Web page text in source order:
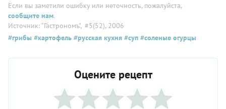
Если вы заметили ошибку или неточность, пожалуйста,
сообщите нам.
Источник: "Гастрономъ", #5(52), 2006
#грибы #картофель #русская кухня #суп #соленые огурцы
Оцените рецепт